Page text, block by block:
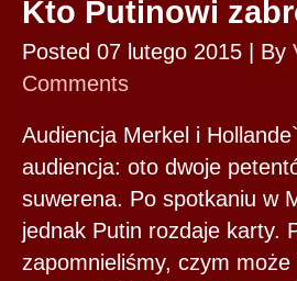
Kto Putinowi
Posted 07 lutego 2015 | By
Comments
Audiencja Merkel i
audiencja: oto dwoje
suwerena. Po spotkaniu w
jednak Putin rozdaje karty.
zapomnieliśmy, czym